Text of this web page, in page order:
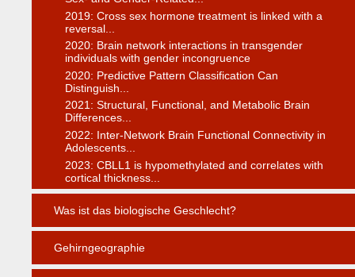
2019: Cross sex hormone treatment is linked with a
reversal...
2020: Brain network interactions in transgender
individuals with gender incongruence
2020: Predictive Pattern Classification Can
Distinguish...
2021: Structural, Functional, and Metabolic Brain
Differences...
2022: Inter-Network Brain Functional Connectivity in
Adolescents...
2023: CBLL1 is hypomethylated and correlates with
cortical thickness...
Was ist das biologische Geschlecht?
Gehirngeographie